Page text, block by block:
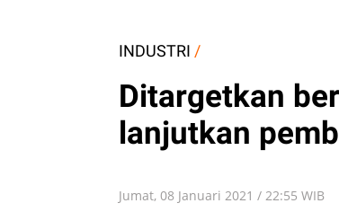
INDUSTRI /
Ditargetkan
lanjutkan
Jumat, 08 Januari 2021 / 22:55 WIB